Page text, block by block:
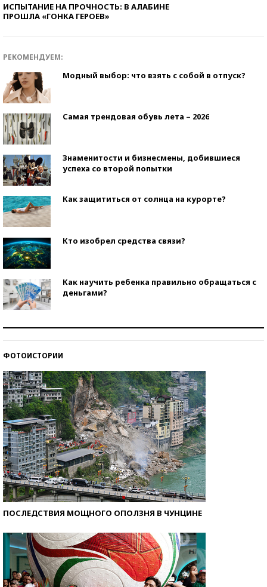
ИСПЫТАНИЕ НА ПРОЧНОСТЬ: В АЛАБИНЕ
ПРОШЛА «ГОНКА ГЕРОЕВ»
РЕКОМЕНДУЕМ:
Модный выбор: что взять с собой в отпуск?
Самая трендовая обувь лета – 2026
Знаменитости и бизнесмены, добившиеся
успеха со второй попытки
Как защититься от солнца на курорте?
Кто изобрел средства связи?
Как научить ребенка правильно обращаться с
деньгами?
ФОТОИСТОРИИ
ПОСЛЕДСТВИЯ МОЩНОГО ОПОЛЗНЯ В ЧУНЦИНЕ